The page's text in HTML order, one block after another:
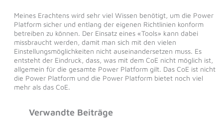
Meines Erachtens wird sehr viel Wissen benötigt, um die Power
Platform sicher und entlang der eigenen Richtlinien konform
betreiben zu können. Der Einsatz eines «Tools» kann dabei
missbraucht werden, damit man sich mit den vielen
Einstellungsmöglichkeiten nicht auseinandersetzen muss. Es
entsteht der Eindruck, dass, was mit dem CoE nicht möglich ist,
allgemein für die gesamte Power Platform gilt. Das CoE ist nicht
die Power Platform und die Power Platform bietet noch viel
mehr als das CoE.
Verwandte Beiträge